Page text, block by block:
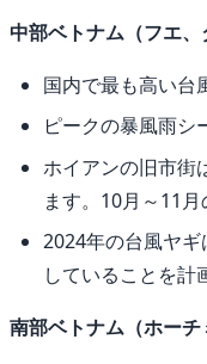
中部ベトナム（フエ、
国内で最も高い台
ピークの暴風雨シ
ホイアンの旧市街
ます。10月～11
2024年の台風ヤ
していることを計
南部ベトナム（ホーチ